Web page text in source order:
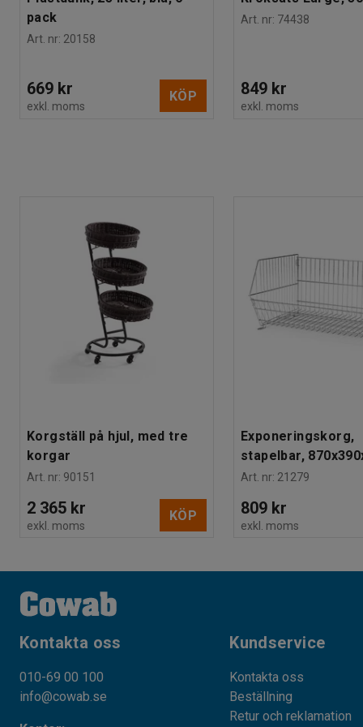
pack
Art. nr: 20158
669 kr
exkl. moms
KÖP
Art. nr: 74438
849 kr
exkl. moms
Korgställ på hjul, med tre
korgar
Art. nr: 90151
2 365 kr
exkl. moms
KÖP
Exponeringskorg,
stapelbar,
Art. nr: 21279
809 kr
exkl. moms
Kontakta oss
010-69 00 100
info@cowab.se
Kundservice
Kontakta oss
Beställning
Retur och reklamation